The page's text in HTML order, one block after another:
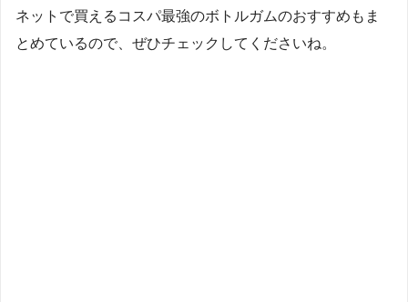
ネットで買えるコスパ最強のボトルガムのおすすめもま
とめているので、ぜひチェックしてくださいね。